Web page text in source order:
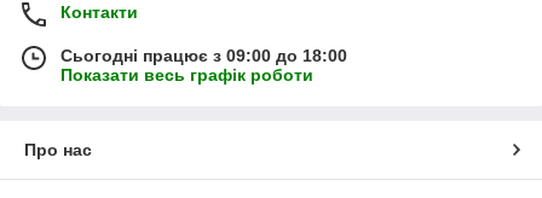
Контакти
Сьогодні працює з 09:00 до 18:00
Показати весь графік роботи
Про нас